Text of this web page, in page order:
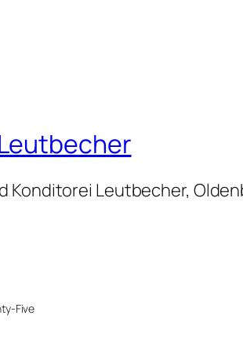
Konditorei Leutbecher,
Five